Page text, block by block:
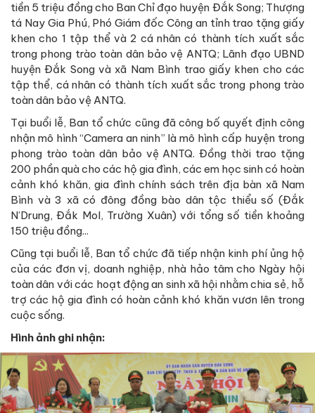
tiền 5 triệu đồng cho Ban Chỉ đạo huyện Đắk Song; Thượng
tá Nay Gia Phú, Phó Giám đốc Công an tỉnh trao tặng giấy
khen cho 1 tập thể và 2 cá nhân có thành tích xuất sắc
trong phong trào toàn dân bảo vệ ANTQ; Lãnh đạo UBND
huyện Đắk Song và xã Nam Bình trao giấy khen cho các
tập thể, cá nhân có thành tích xuất sắc trong phong trào
toàn dân bảo vệ ANTQ.
Tại buổi lễ, Ban tổ chức cũng đã công bố quyết định công
nhận mô hình “Camera an ninh” là mô hình cấp huyện trong
phong trào toàn dân bảo vệ ANTQ. Đồng thời trao tặng
200 phần quà cho các hộ gia đình, các em học sinh có hoàn
cảnh khó khăn, gia đình chính sách trên địa bàn xã Nam
Bình và 3 xã có đông đồng bào dân tộc thiểu số (Đắk
N’Drung, Đắk Mol, Trường Xuân) với tổng số tiền khoảng
150 triệu đồng...
Cũng tại buổi lễ, Ban tổ chức đã tiếp nhận kinh phí ủng hộ
của các đơn vị, doanh nghiệp, nhà hảo tâm cho Ngày hội
toàn dân với các hoạt động an sinh xã hội nhằm chia sẻ, hỗ
trợ các hộ gia đình có hoàn cảnh khó khăn vươn lên trong
cuộc sống.
Hình ảnh ghi nhận: